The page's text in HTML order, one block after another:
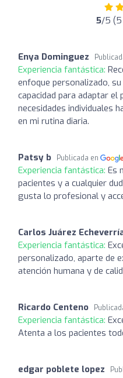
5/5 (5
Enya Dominguez
Experiencia fantástica:
enfoque personalizado,
capacidad para adaptar el
necesidades individuales
en mi rutina diaria.
Patsy b Publicada en
Experiencia fantástica: Es
pacientes y a cualquier
gusta lo profesional y
Carlos Juárez
Experiencia fantástica:
personalizado, aparte de
atención humana y de
Ricardo Centeno
Experiencia fantástica:
Atenta a los pacientes
edgar poblete lopez